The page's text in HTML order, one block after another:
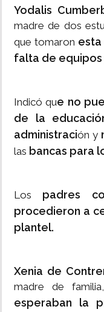
Yodalis
madre de dos
que tomaron esta
falta de equipos
Indicó que no
de la
administración y
las bancas para
Los padres
procedieron a
plantel.
Xenia de
madre de
esperaban la